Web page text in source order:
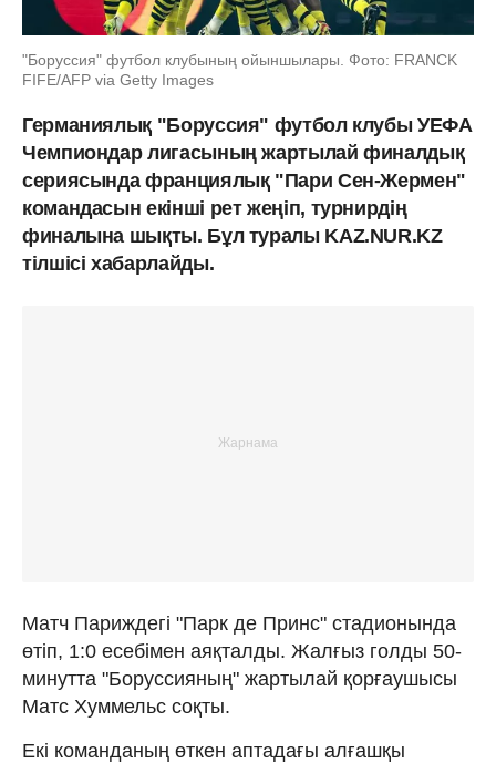
"Боруссия" футбол клубының ойыншылары. Фото: FRANCK
FIFE/AFP via Getty Images
Германиялық "Боруссия" футбол клубы УЕФА
Чемпиондар лигасының жартылай финалдық
сериясында франциялық "Пари Сен-Жермен"
командасын екінші рет жеңіп, турнирдің
финалына шықты. Бұл туралы KAZ.NUR.KZ
тілшісі хабарлайды.
Матч Париждегі "Парк де Принс" стадионында
өтіп, 1:0 есебімен аяқталды. Жалғыз голды 50-
минутта "Боруссияның" жартылай қорғаушысы
Матс Хуммельс соқты.
Екі команданың өткен аптадағы алғашқы